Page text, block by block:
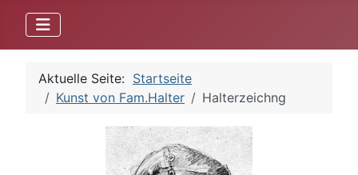
Aktuelle Seite: Startseite
Kunst von Fam.Halter
Halterzeichng